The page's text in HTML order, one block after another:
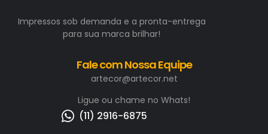
Impressos sob demanda e a pronta-entrega
para sua marca brilhar!
Fale com Nossa Equipe
artecor@artecor.net
Ligue ou chame no Whats!
(11) 2916-6875